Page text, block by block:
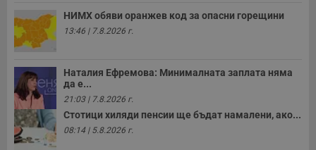
НИМХ обяви оранжев код за опасни горещини
13:46 | 7.8.2026 г.
Наталия Ефремова: Минималната заплата няма
да е...
21:03 | 7.8.2026 г.
Стотици хиляди пенсии ще бъдат намалени, ако...
08:14 | 5.8.2026 г.